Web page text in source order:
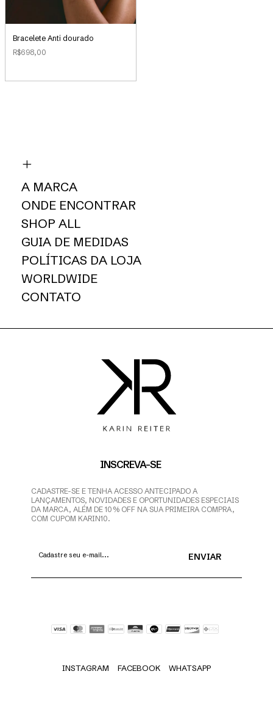
Bracelete Anti dourado
R$698,00
A MARCA
ONDE ENCONTRAR
SHOP ALL
GUIA DE MEDIDAS
POLÍTICAS DA LOJA
WORLDWIDE
CONTATO
INSCREVA-SE
CADASTRE-SE E TENHA ACESSO ANTECIPADO A
LANÇAMENTOS, NOVIDADES E OPORTUNIDADES ESPECIAIS
DA MARCA, ALÉM DE 10% OFF NA SUA PRIMEIRA COMPRA,
COM CUPOM KARIN10.
INSTAGRAM FACEBOOK WHATSAPP